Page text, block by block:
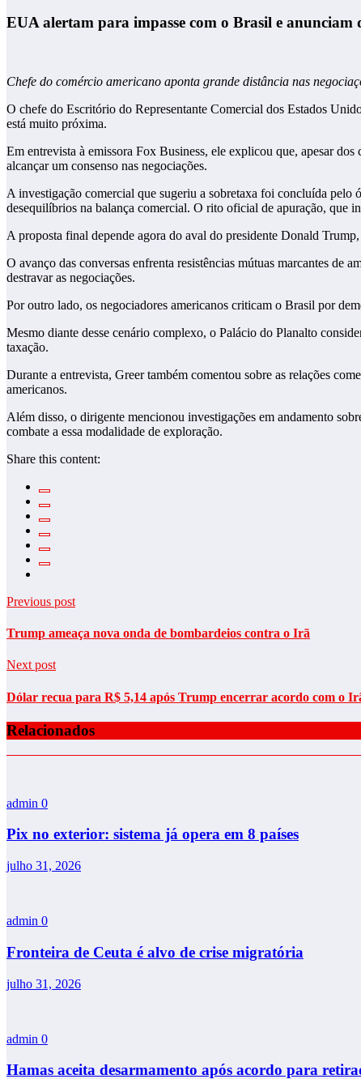
EUA alertam para impasse com o Brasil e anunciam
Chefe do comércio americano aponta grande distância nas
O chefe do Escritório do Representante Comercial dos Estados
está muito próxima.
Em entrevista à emissora Fox Business, ele explicou que, apesar
alcançar um consenso nas negociações.
A investigação comercial que sugeriu a sobretaxa foi concluída pelo
desequilíbrios na balança comercial. O rito oficial de apuração, que
A proposta final depende agora do aval do presidente Donald
O avanço das conversas enfrenta resistências mútuas marcantes de
destravar as negociações.
Por outro lado, os negociadores americanos criticam o Brasil por
Mesmo diante desse cenário complexo, o Palácio do Planalto
taxação.
Durante a entrevista, Greer também comentou sobre as relações
americanos.
Além disso, o dirigente mencionou investigações em andamento
combate a essa modalidade de exploração.
Share this content:
Previous post
Trump ameaça nova onda de bombardeios contra o Irã
Next post
Dólar recua para R$ 5,14 após Trump encerrar acordo com o
Relacionados
admin 0
Pix no exterior: sistema já opera em 8 países
julho 31, 2026
admin 0
Fronteira de Ceuta é alvo de crise migratória
julho 31, 2026
admin 0
Hamas aceita desarmamento após acordo para